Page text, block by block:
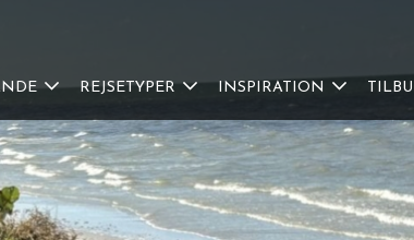
REJSETYPER INSPIRATION